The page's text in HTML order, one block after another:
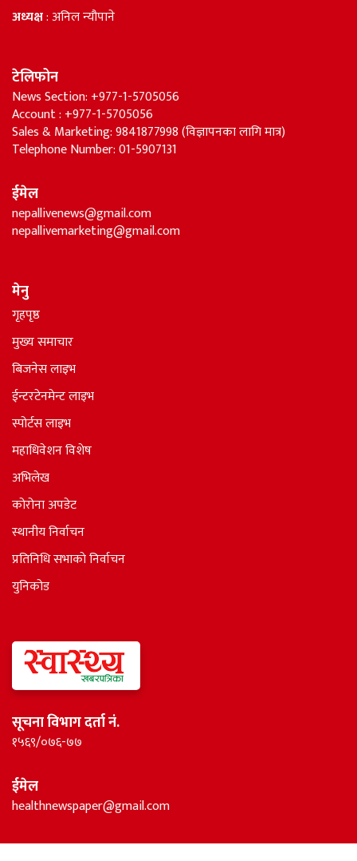
अध्यक्ष: अनिल न्यौपाने
टेलिफोन
News Section: +977-1-5705056
Account : +977-1-5705056
Sales & Marketing: 9841877998 (विज्ञापनका लागि मात्र)
Telephone Number: 01-5907131
ईमेल
nepallivenews@gmail.com
nepallivemarketing@gmail.com
मेनु
गृहपृष्ठ
मुख्य समाचार
बिजनेस लाइभ
ईन्टरटेनमेन्ट लाइभ
स्पोर्टस लाइभ
महाधिवेशन विशेष
अभिलेख
कोरोना अपडेट
स्थानीय निर्वाचन
प्रतिनिधि सभाकाे निर्वाचन
युनिकोड
सूचना विभाग दर्ता नं.
१५६९/०७६-७७
ईमेल
healthnewspaper@gmail.com